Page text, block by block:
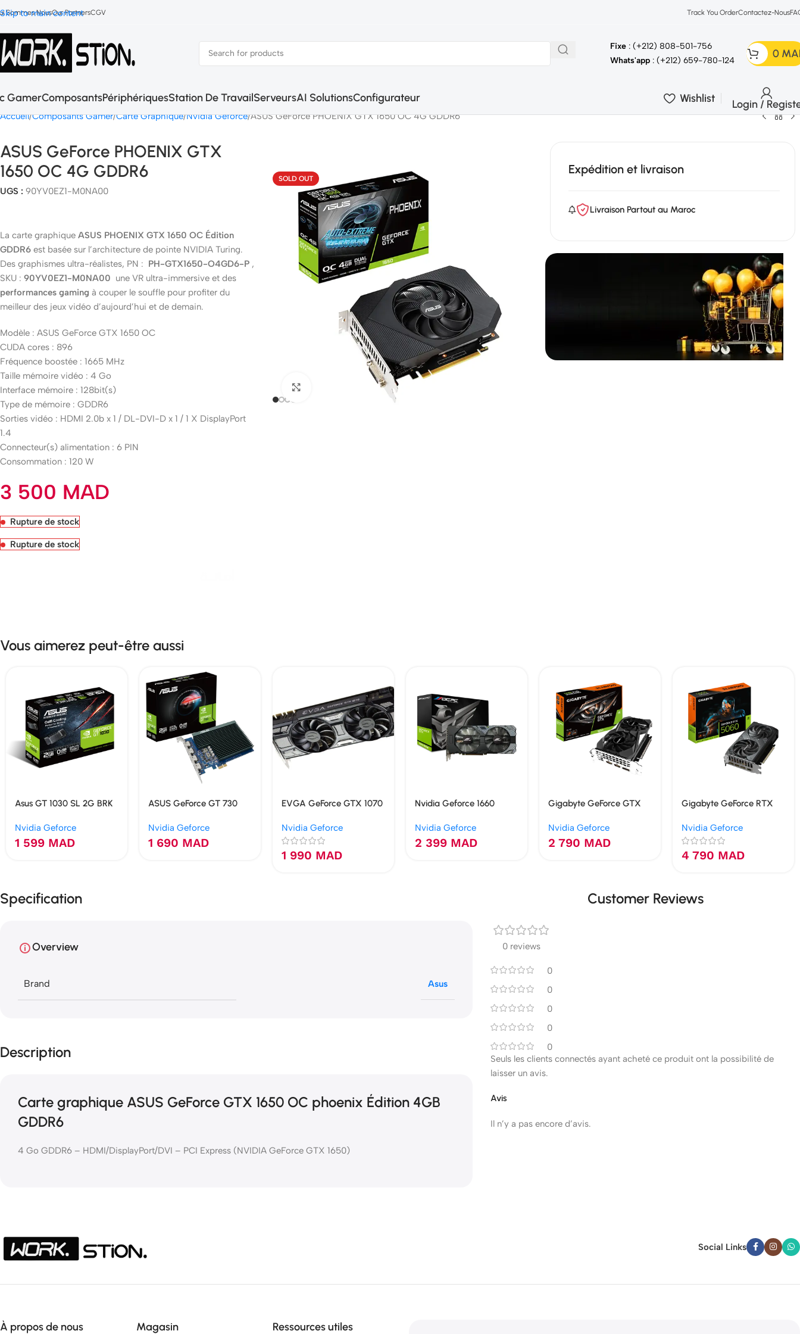
Skip to main content
Sommes NousOur PartnersCGV Track You OrderContactez-Nous
Fixe : (+212) 808-501-756
Whats'app : (+212) 659-780-124
0
GamerComposantsPériphériquesStation De TravailServeursAI SolutionsConfigurateur Wishlist Login /
Accueil Composants Gamer Carte Graphique Nvidia Geforce ASUS GeForce PHOENIX GTX 1650 OC 4G GDDR6
ASUS GeForce PHOENIX GTX
1650 OC 4G GDDR6
UGS : 90YV0EZ1-M0NA00
La carte graphique ASUS PHOENIX GTX 1650 OC Édition
GDDR6 est basée sur l’architecture de pointe NVIDIA Turing.
Des graphismes ultra-réalistes, PN : PH-GTX1650-O4GD6-P ,
SKU : 90YV0EZ1-M0NA00 une VR ultra-immersive et des
performances gaming à couper le souffle pour profiter du
meilleur des jeux vidéo d’aujourd’hui et de demain.
Modèle : ASUS GeForce GTX 1650 OC
CUDA cores : 896
Fréquence boostée : 1665 MHz
Taille mémoire vidéo : 4 Go
Interface mémoire : 128bit(s)
Type de mémoire : GDDR6
Sorties vidéo : HDMI 2.0b x 1 / DL-DVI-D x 1 / 1 X DisplayPort
1.4
Connecteur(s) alimentation : 6 PIN
Consommation : 120 W
3 500 MAD
Rupture de stock
Rupture de stock
SOLD OUT
Expédition et livraison
Livraison Partout au Maroc
Vous aimerez peut-être aussi
Asus GT 1030 SL 2G BRK
Nvidia Geforce
1 599 MAD
ASUS GeForce GT 730
Multi-Moniteur
Nvidia Geforce
1 690 MAD
EVGA GeForce GTX 1070
GDDR5
Nvidia Geforce
1 990 MAD
Nvidia Geforce 1660
Nvidia Geforce
2 399 MAD
Gigabyte GeForce GTX
Nvidia Geforce
2 790 MAD
Gigabyte GeForce RTX
OC 8G
Nvidia Geforce
4 790 MAD
Specification
Overview
Brand Asus
Description
Carte graphique ASUS GeForce GTX 1650 OC phoenix Édition 4GB
GDDR6
4 Go GDDR6 – HDMI/DisplayPort/DVI – PCI Express (NVIDIA GeForce GTX 1650)
Customer Reviews
0 reviews
0
0
0
0
0
Avis
Il n’y a pas encore d’avis.
Seuls les clients connectés ayant acheté ce produit ont la possibilité de
laisser un avis.
Social Links
À propos de nous Magasin Ressources utiles